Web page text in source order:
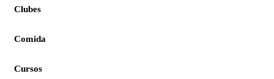
Clubes
Comida
Cursos